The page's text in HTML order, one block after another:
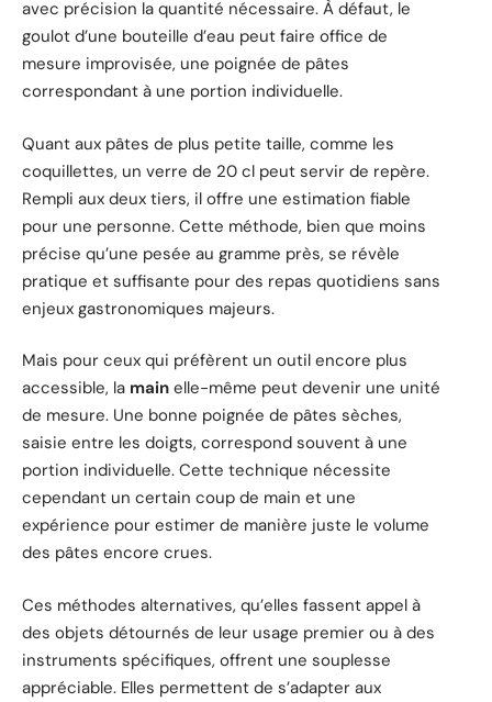
avec précision la quantité nécessaire. À défaut, le
goulot d’une bouteille d’eau peut faire office de
mesure improvisée, une poignée de pâtes
correspondant à une portion individuelle.
Quant aux pâtes de plus petite taille, comme les
coquillettes, un verre de 20 cl peut servir de repère.
Rempli aux deux tiers, il offre une estimation fiable
pour une personne. Cette méthode, bien que moins
précise qu’une pesée au gramme près, se révèle
pratique et suffisante pour des repas quotidiens sans
enjeux gastronomiques majeurs.
Mais pour ceux qui préfèrent un outil encore plus
accessible, la main elle-même peut devenir une unité
de mesure. Une bonne poignée de pâtes sèches,
saisie entre les doigts, correspond souvent à une
portion individuelle. Cette technique nécessite
cependant un certain coup de main et une
expérience pour estimer de manière juste le volume
des pâtes encore crues.
Ces méthodes alternatives, qu’elles fassent appel à
des objets détournés de leur usage premier ou à des
instruments spécifiques, offrent une souplesse
appréciable. Elles permettent de s’adapter aux